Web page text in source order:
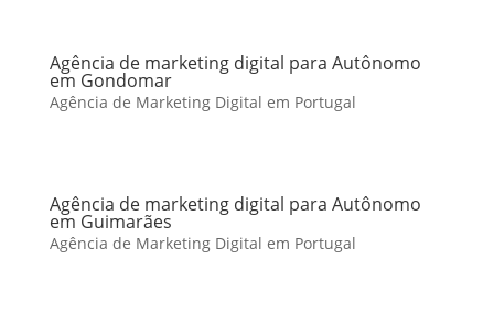
Agência de marketing digital para Autônomo
em Gondomar
Agência de Marketing Digital em Portugal
Agência de marketing digital para Autônomo
em Guimarães
Agência de Marketing Digital em Portugal